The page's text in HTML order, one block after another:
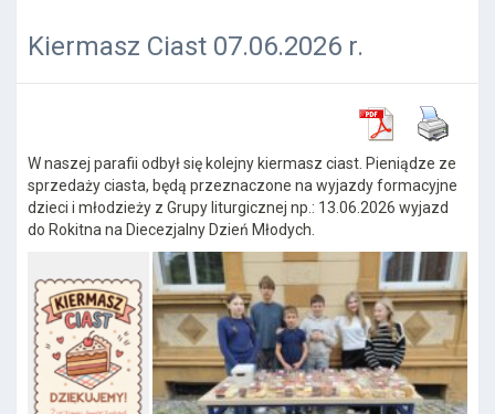
Kiermasz Ciast 07.06.2026 r.
W naszej parafii odbył się kolejny kiermasz ciast. Pieniądze ze
sprzedaży ciasta, będą przeznaczone na wyjazdy formacyjne
dzieci i młodzieży z Grupy liturgicznej np.: 13.06.2026 wyjazd
do Rokitna na Diecezjalny Dzień Młodych.